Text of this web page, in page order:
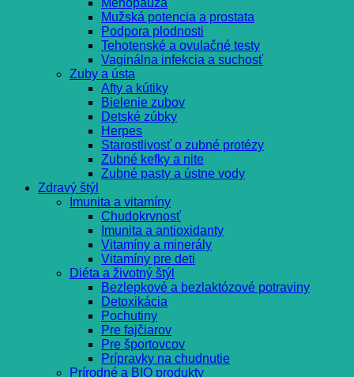
Mužská potencia a prostata
Podpora plodnosti
Tehotenské a ovulačné testy
Vaginálna infekcia a suchosť
Zuby a ústa
Afty a kútiky
Bielenie zubov
Detské zúbky
Herpes
Starostlivosť o zubné protézy
Zubné kefky a nite
Zubné pasty a ústne vody
Zdravý štýl
Imunita a vitamíny
Chudokrvnosť
Imunita a antioxidanty
Vitamíny a minerály
Vitamíny pre deti
Diéta a životný štýl
Bezlepkové a bezlaktózové potraviny
Detoxikácia
Pochutiny
Pre fajčiarov
Pre športovcov
Prípravky na chudnutie
Prírodné a BIO produkty